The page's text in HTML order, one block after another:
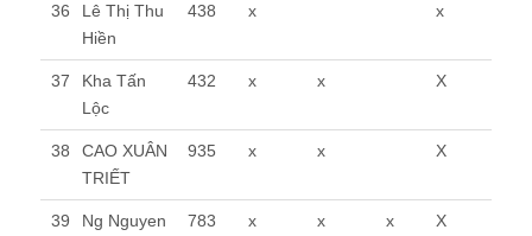
36
Lê Thị Thu
Hiền
438 x x
37
Kha Tấn
Lộc
432 x x X
38
CAO XUÂN
TRIẾT
935 x x X
39
Ng Nguyen
783 x x x X